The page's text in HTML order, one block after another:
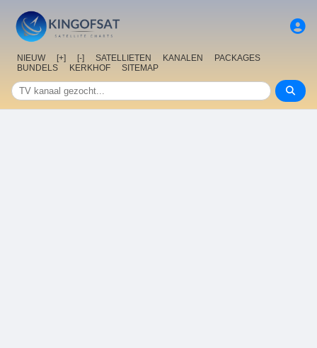
NIEUW [+] [-] SATELLIETEN KANALEN
PACKAGES
BUNDELS
KERKHOF SITEMAP